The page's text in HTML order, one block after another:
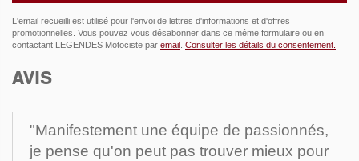
L'email recueilli est utilisé pour l'envoi de lettres d'informations et d'offres
promotionnelles. Vous pouvez vous désabonner dans ce même formulaire ou en
contactant LEGENDES Motociste par email . Consulter les détails du consentement.
AVIS
"Manifestement une équipe de passionnés,
je pense qu'on peut pas trouver mieux pour